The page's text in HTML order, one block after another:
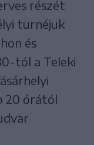
részét
turnéjuk
és
tól a Teleki
20 órától